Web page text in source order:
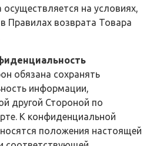
на условиях,
Правилах возврата Товара
обязана сохранять
информации,
другой Стороной по
К конфиденциальной
положения настоящей